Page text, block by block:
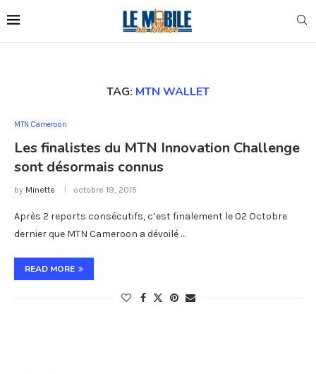
TAG: MTN WALLET
MTN Cameroon
Les finalistes du MTN Innovation Challenge
sont désormais connus
by Minette octobre 19, 2015
Après 2 reports consécutifs, c’est finalement le 02 Octobre
dernier que MTN Cameroon a dévoilé …
READ MORE